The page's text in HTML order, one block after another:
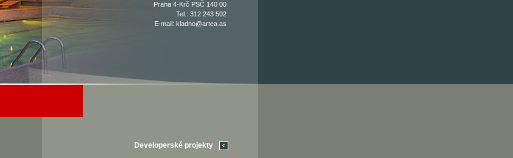
Praha 4-Krč PSČ 140 00
Tel.: 312 243 502
E-mail: kladno@artea.as
Developerské projekty